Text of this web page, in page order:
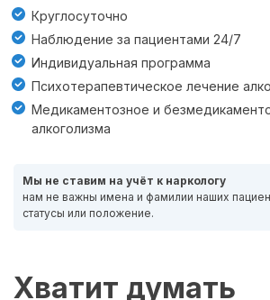
Круглосуточно
Наблюдение за пациентами 24/7
Индивидуальная программа
Психотерапевтическое лечение
Медикаментозное и
алкоголизма
Мы не ставим на учёт к наркологу
нам не важны имена и фамилии наших
статусы или положение.
Хватит думать